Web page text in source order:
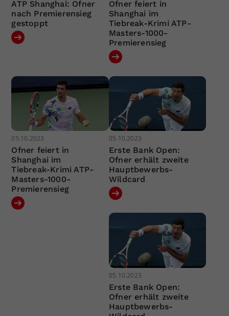
ATP Shanghai: Ofner
nach Premierensieg
gestoppt
Ofner feiert in
Shanghai im
Tiebreak-Krimi ATP-
Masters-1000-
Premierensieg
05.10.2023
Ofner feiert in
Shanghai im
Tiebreak-Krimi ATP-
Masters-1000-
Premierensieg
05.10.2023
Erste Bank Open:
Ofner erhält zweite
Hauptbewerbs-
Wildcard
05.10.2023
Erste Bank Open:
Ofner erhält zweite
Hauptbewerbs-